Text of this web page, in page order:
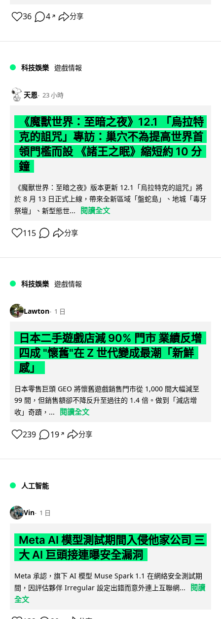
36 4 ↗ 分享
科技娛樂 遊戲情報
天恩 23 小時
《魔獸世界：至暗之夜》12.1 「烏拉特
克的詛咒」專訪：巢穴不為提高世界首
領門檻而設 《諸王之眠》縮短約 10 分
鐘
《魔獸世界：至暗之夜》版本更新 12.1「烏拉特克的詛咒」將
於 8 月 13 日正式上線，帶來全新區域「盤蛇島」、地城「毒牙
祭壇」、新型態世...
閱讀全文
115 分享
科技娛樂 遊戲情報
Lawton 1 日
日本二手遊戲店減 90% 門市 業績反增
四成 "懷舊"在 Z 世代變成最潮「新鮮
感」
日本零售巨頭 GEO 將懷舊遊戲銷售門市從 1,000 間大幅減至
99 間，但銷售額卻不降反升至過往的 1.4 倍。做到「減店增
收」奇蹟，...
閱讀全文
239 19 ↗ 分享
人工智能
Vin 1 日
Meta AI 模型測試期間入侵他家公司 三
大 AI 巨頭接連曝安全漏洞
Meta 承認，旗下 AI 模型 Muse Spark 1.1 在網絡安全測試期
間，因評估夥伴 Irregular 設定出錯而意外連上互聯網...
閱讀
全文